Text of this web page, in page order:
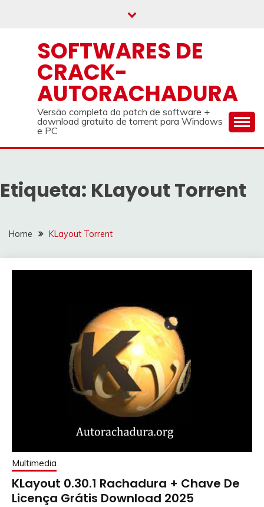
SOFTWARES DE
CRACK-
AUTORACHADURA
Versão completa do patch de software +
download gratuito de torrent para Windows
e PC
Etiqueta: KLayout Torrent
Home KLayout Torrent
Multimedia
KLayout 0.30.1 Rachadura + Chave De
Licença Grátis Download 2025